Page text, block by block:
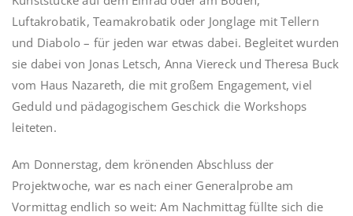
Luftakrobatik, Teamakrobatik oder Jonglage mit Tellern
und Diabolo – für jeden war etwas dabei. Begleitet wurden
sie dabei von Jonas Letsch, Anna Viereck und Theresa Buck
vom Haus Nazareth, die mit großem Engagement, viel
Geduld und pädagogischem Geschick die Workshops
leiteten.
Am Donnerstag, dem krönenden Abschluss der
Projektwoche, war es nach einer Generalprobe am
Vormittag endlich so weit: Am Nachmittag füllte sich die